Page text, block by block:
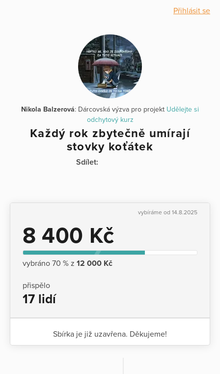
Přihlásit se
Nikola Balzerová: Dárcovská výzva pro projekt Udělejte si
odchytový kurz
Každý rok zbytečně umírají
stovky koťátek
Sdílet:
vybíráme od 14.8.2025
8 400 Kč
vybráno 70 % z 12 000 Kč
přispělo
17 lidí
Sbírka je již uzavřena. Děkujeme!